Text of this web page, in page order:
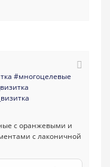
#многоцелевые